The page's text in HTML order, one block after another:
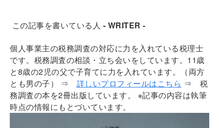
この記事を書いている人 - WRITER -
個人事業主の税務調査の対応に力を入れている税理士
です。税務調査の相談・立ち会いをしています。11歳
と8歳の2児の父で子育てに力を入れています。（両方
とも男の子）
⇒ 詳しいプロフィールはこちら ⇒ 税
務調査の本を2冊出版しています。 ※記事の内容は執筆
時点の情報にもとづいています。